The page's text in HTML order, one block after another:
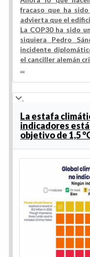
fracaso que ha
advierta que el
La COP30 ha sido
siquiera Pedro
incidente
el canciller alemán
...
La estafa
indicadores
objetivo de 1,5